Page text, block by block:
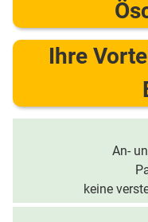
Ihre
An-
keine